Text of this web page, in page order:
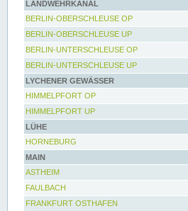
LANDWEHRKANAL
BERLIN-OBERSCHLEUSE OP
BERLIN-OBERSCHLEUSE UP
BERLIN-UNTERSCHLEUSE OP
BERLIN-UNTERSCHLEUSE UP
LYCHENER GEWÄSSER
HIMMELPFORT OP
HIMMELPFORT UP
LÜHE
HORNEBURG
MAIN
ASTHEIM
FAULBACH
FRANKFURT OSTHAFEN